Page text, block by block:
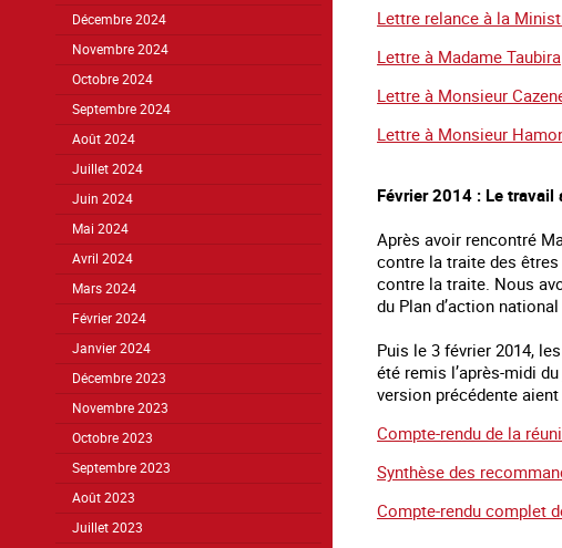
Décembre 2024
Novembre 2024
Octobre 2024
Septembre 2024
Août 2024
Juillet 2024
Juin 2024
Mai 2024
Avril 2024
Mars 2024
Février 2024
Janvier 2024
Décembre 2023
Novembre 2023
Octobre 2023
Septembre 2023
Août 2023
Juillet 2023
Lettre relance à la
Lettre à Madame Taubira
Lettre à Monsieur
Lettre à Monsieur
Février 2014 : Le travail
Après avoir rencontré
contre la traite des
contre la traite. Nous
du Plan d’action
Puis le 3 février 2014,
été remis l’après-midi
version précédente
Compte-rendu de la
Synthèse des
Compte-rendu complet